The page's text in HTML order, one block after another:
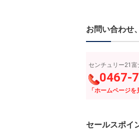
お問い合わせ
センチュリー21
0467-
「ホームページを
セールスポイ